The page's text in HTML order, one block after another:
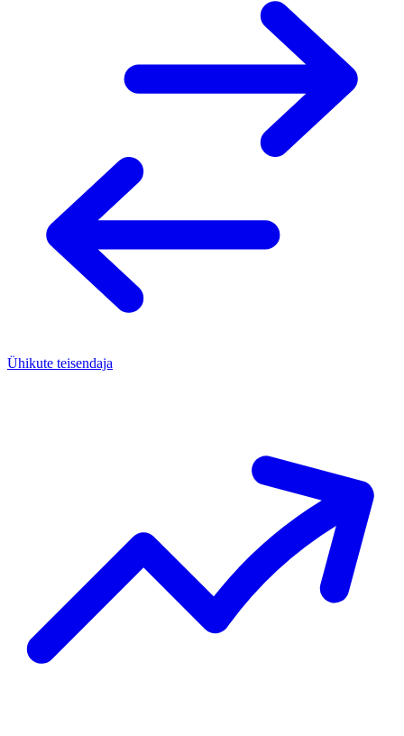
Ühikute teisendaja